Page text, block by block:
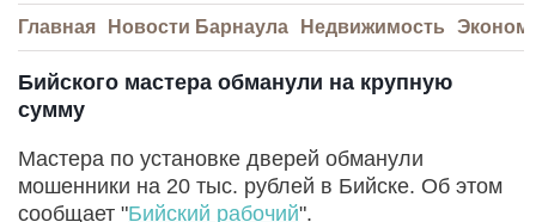
Главная Новости Барнаула Недвижимость
Бийского мастера обманули на крупную
сумму
Мастера по установке дверей обманули
мошенники на 20 тыс. рублей в Бийске. Об этом
сообщает "Бийский рабочий".